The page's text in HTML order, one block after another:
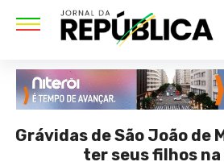
Grávidas de São João de
ter seus filhos